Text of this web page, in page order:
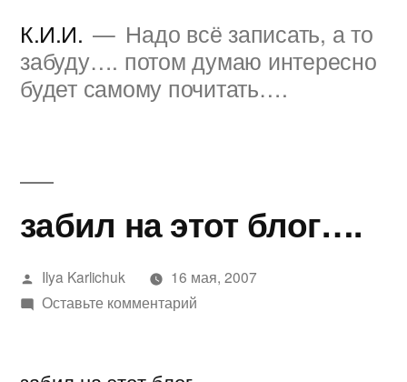
содержимому
К.И.И.
Надо всё записать, а то
забуду…. потом думаю интересно
будет самому почитать….
забил на этот блог….
Написано
автором
Ilya Karlichuk
16 мая, 2007
Оставьте комментарийк